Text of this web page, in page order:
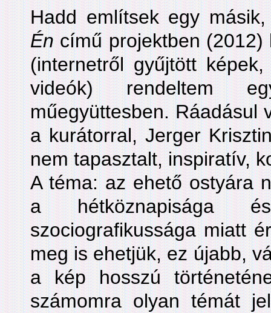
Hadd említsek egy
Éncímű projektben (2012)
(internetről gyűjtött
videók) rendeltem
műegyüttesben. Ráadásul
a kurátorral, Jerger
nem tapasztalt, inspiratív,
A téma: az ehető ostyára
a hétköznapisága
szociografikussága miatt
meg is ehetjük, ez újabb,
a kép hosszú
számomra olyan témát